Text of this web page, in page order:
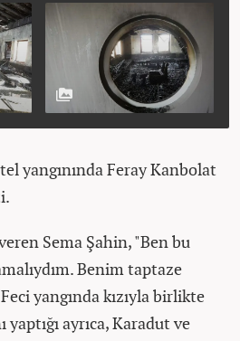
yangınında Feray Kanbolat
Sema Şahin, "Ben bu
Benim taptaze
yangında kızıyla birlikte
ayrıca, Karadut ve